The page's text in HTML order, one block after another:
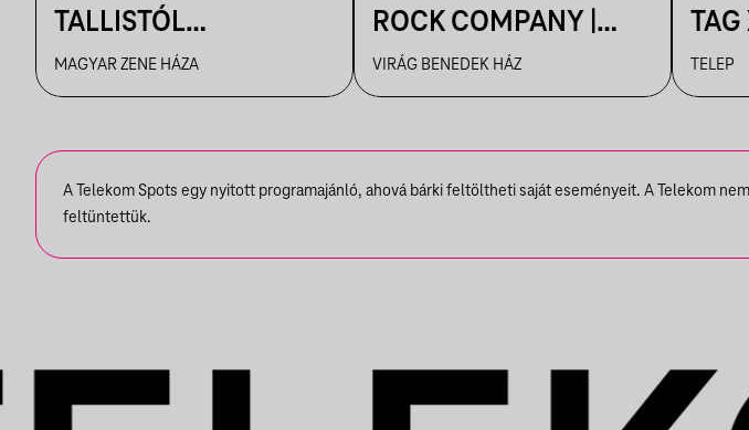
TALLISTÓL
PIAZZOLLÁIG
MAGYAR ZENE HÁZA
ROCK COMPANY |
VBH NYÁR
VIRÁG BENEDEK HÁZ
TAG
TELEP
A Telekom Spots egy nyitott programajánló, ahová bárki feltöltheti saját eseményeit. A Telekom
feltüntettük.